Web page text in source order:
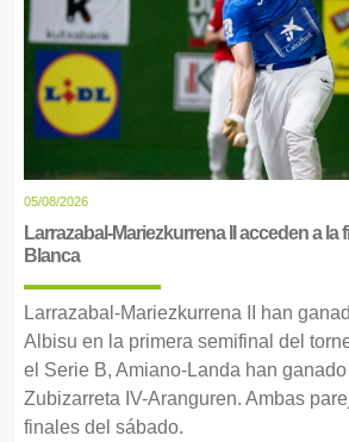
05/08/2026
Larrazabal-Mariezkurrena II acceden a la
Blanca
Larrazabal-Mariezkurrena II han
Albisu en la primera semifinal del
el Serie B, Amiano-Landa han
Zubizarreta IV-Aranguren. Ambas
finales del sábado.